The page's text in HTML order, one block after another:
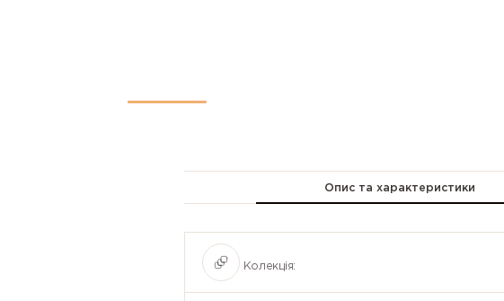
Опис та характеристики
Колекція: